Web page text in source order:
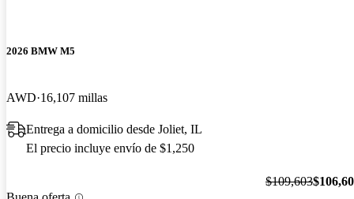
2026 BMW M5
AWD 16,107 millas
Entrega a domicilio desde Joliet, IL
El precio incluye envío de $1,250
$109,603